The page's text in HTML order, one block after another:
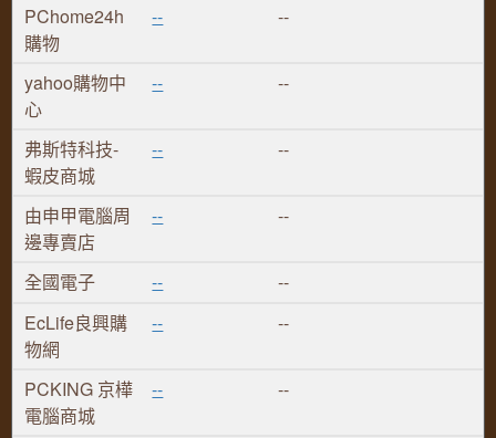
PChome24h
購物
-- --
yahoo購物中
心
-- --
弗斯特科技-
蝦皮商城
-- --
由申甲電腦周
邊專賣店
-- --
全國電子 --
--
EcLife良興購
物網
-- --
PCKING 京樺
電腦商城
-- --